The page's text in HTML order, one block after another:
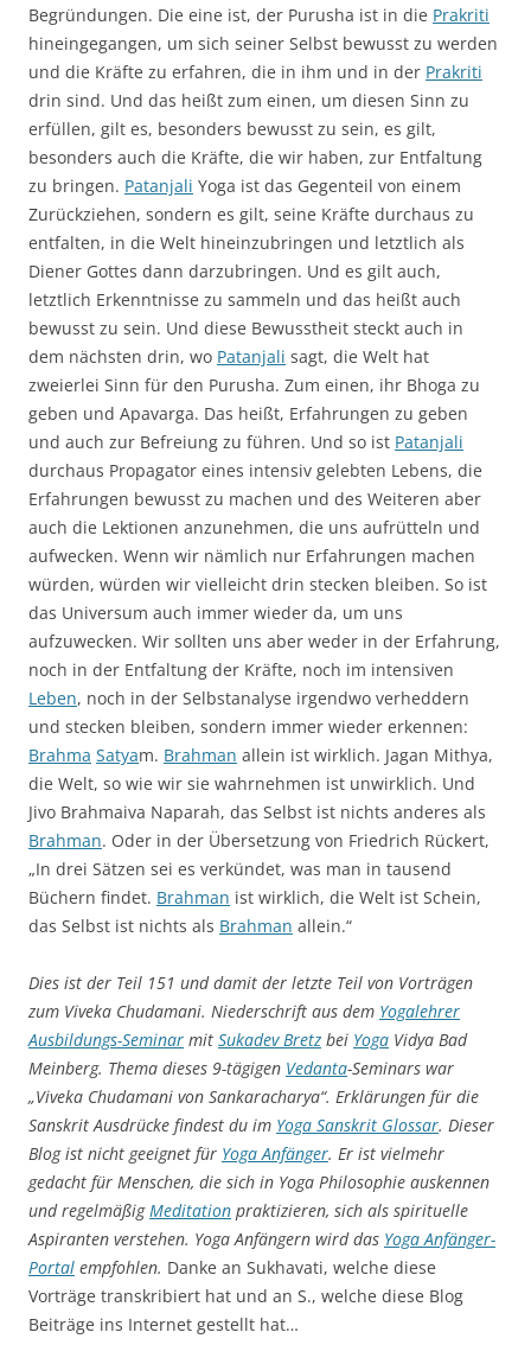
Begründungen. Die eine ist, der Purusha ist in die Prakriti
hineingegangen, um sich seiner Selbst bewusst zu werden
und die Kräfte zu erfahren, die in ihm und in der Prakriti
drin sind. Und das heißt zum einen, um diesen Sinn zu
erfüllen, gilt es, besonders bewusst zu sein, es gilt,
besonders auch die Kräfte, die wir haben, zur Entfaltung
zu bringen. Patanjali Yoga ist das Gegenteil von einem
Zurückziehen, sondern es gilt, seine Kräfte durchaus zu
entfalten, in die Welt hineinzubringen und letztlich als
Diener Gottes dann darzubringen. Und es gilt auch,
letztlich Erkenntnisse zu sammeln und das heißt auch
bewusst zu sein. Und diese Bewusstheit steckt auch in
dem nächsten drin, wo Patanjali sagt, die Welt hat
zweierlei Sinn für den Purusha. Zum einen, ihr Bhoga zu
geben und Apavarga. Das heißt, Erfahrungen zu geben
und auch zur Befreiung zu führen. Und so ist Patanjali
durchaus Propagator eines intensiv gelebten Lebens, die
Erfahrungen bewusst zu machen und des Weiteren aber
auch die Lektionen anzunehmen, die uns aufrütteln und
aufwecken. Wenn wir nämlich nur Erfahrungen machen
würden, würden wir vielleicht drin stecken bleiben. So ist
das Universum auch immer wieder da, um uns
aufzuwecken. Wir sollten uns aber weder in der Erfahrung,
noch in der Entfaltung der Kräfte, noch im intensiven
Leben, noch in der Selbstanalyse irgendwo verheddern
und stecken bleiben, sondern immer wieder erkennen:
Brahma Satyam. Brahman allein ist wirklich. Jagan Mithya,
die Welt, so wie wir sie wahrnehmen ist unwirklich. Und
Jivo Brahmaiva Naparah, das Selbst ist nichts anderes als
Brahman. Oder in der Übersetzung von Friedrich Rückert,
„In drei Sätzen sei es verkündet, was man in tausend
Büchern findet. Brahman ist wirklich, die Welt ist Schein,
das Selbst ist nichts als Brahman allein.“
Dies ist der Teil 151 und damit der letzte Teil von Vorträgen
zum Viveka Chudamani. Niederschrift aus dem Yogalehrer
Ausbildungs-Seminar mit Sukadev Bretz bei Yoga Vidya Bad
Meinberg. Thema dieses 9-tägigen Vedanta-Seminars war
„Viveka Chudamani von Sankaracharya“. Erklärungen für die
Sanskrit Ausdrücke findest du im Yoga Sanskrit Glossar. Dieser
Blog ist nicht geeignet für Yoga Anfänger. Er ist vielmehr
gedacht für Menschen, die sich in Yoga Philosophie auskennen
und regelmäßigMeditation praktizieren, sich als spirituelle
Aspiranten verstehen. Yoga Anfängern wird das Yoga Anfänger-
Portal empfohlen. Danke an Sukhavati, welche diese
Vorträge transkribiert hat und an S., welche diese Blog
Beiträge ins Internet gestellt hat…